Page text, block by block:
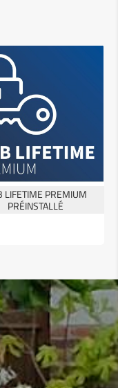
LIFETIME PREMIUM
PRÉINSTALLÉ